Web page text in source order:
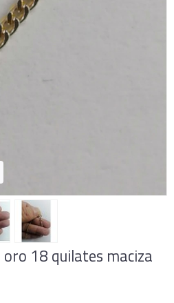
18 quilates maciza